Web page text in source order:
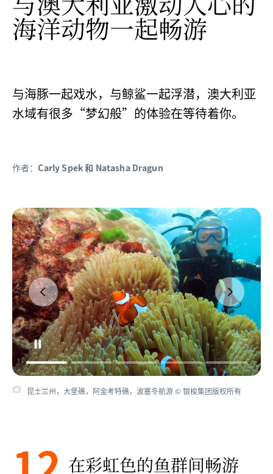
海洋动物一起畅游
与海豚一起戏水，与鲸鲨一起浮潜，澳大利亚
水域有很多“梦幻般”的体验在等待着你。
作者：Carly Spek 和 Natasha Dragun
昆士兰州，阿金考特礁，海龟湾，苏眉鱼 © 昆士兰州旅游及活动推广局
在彩虹色的鱼群间畅游